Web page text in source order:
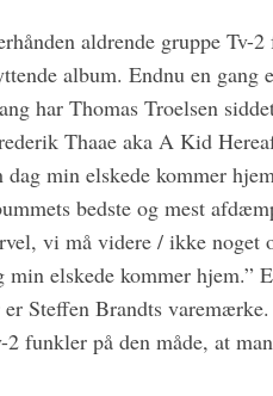
aldrende gruppe
album. Endnu en
har Thomas Troelsen
Thaae aka A Kid
min elskede kommer
bedste og mest
vi må videre / ikke
elskede kommer hjem.”
Steffen Brandts
2 funkler på den måde, at